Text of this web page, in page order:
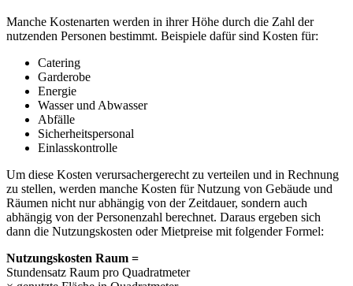
Manche Kostenarten werden in ihrer Höhe durch die Zahl der
nutzenden Personen bestimmt. Beispiele dafür sind Kosten für:
Catering
Garderobe
Energie
Wasser und Abwasser
Abfälle
Sicherheitspersonal
Einlasskontrolle
Um diese Kosten verursachergerecht zu verteilen und in Rechnung
zu stellen, werden manche Kosten für Nutzung von Gebäude und
Räumen nicht nur abhängig von der Zeitdauer, sondern auch
abhängig von der Personenzahl berechnet. Daraus ergeben sich
dann die Nutzungskosten oder Mietpreise mit folgender Formel:
Nutzungskosten Raum =
Stundensatz Raum pro Quadratmeter